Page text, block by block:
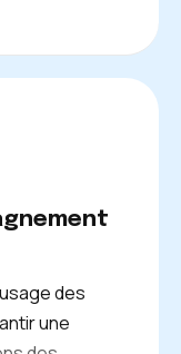
rapidité
des
une